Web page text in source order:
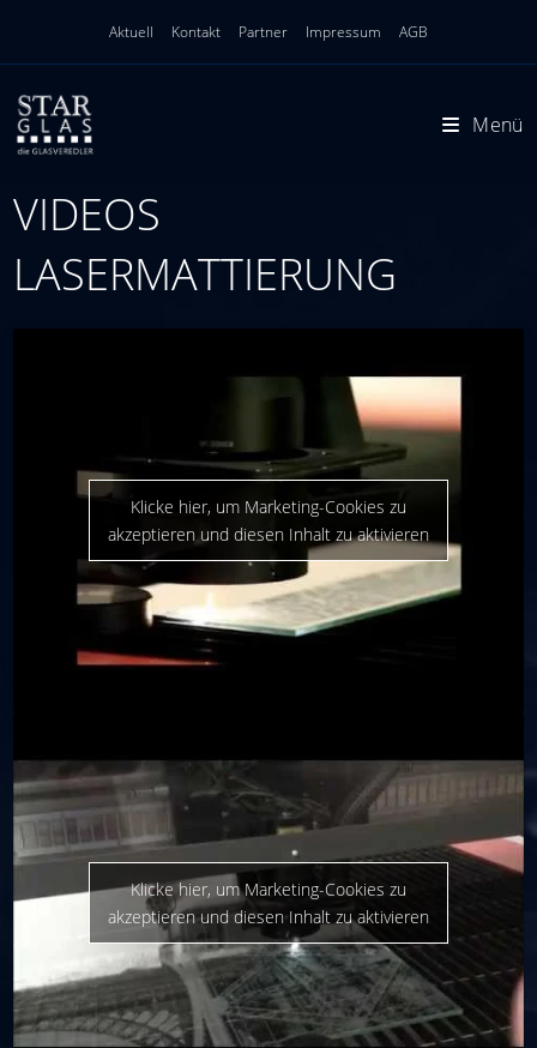
Aktuell Kontakt Partner Impressum AGB
Menü
VIDEOS
LASERMATTIERUNG
Klicke hier, um Marketing-Cookies zu
akzeptieren und diesen Inhalt zu aktivieren
Klicke hier, um Marketing-Cookies zu
akzeptieren und diesen Inhalt zu aktivieren